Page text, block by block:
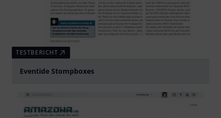
TESTBERICHT
Eventide Stompboxes